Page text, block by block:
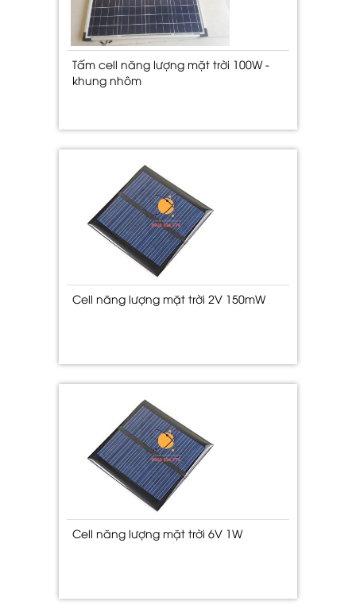
Tấm cell năng lượng mặt trời 100W -
khung nhôm
Cell năng lượng mặt trời 2V 150mW
Cell năng lượng mặt trời 6V 1W